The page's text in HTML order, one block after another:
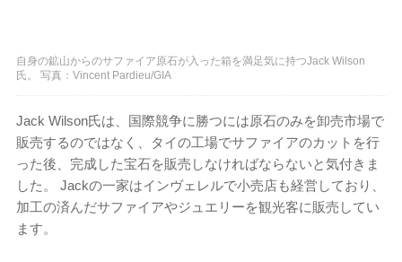
自身の鉱山からのサファイア原石が入った箱を満足気に持つJack Wilson
氏。 写真：Vincent Pardieu/GIA
Jack Wilson氏は、国際競争に勝つには原石のみを卸売市場で
販売するのではなく、タイの工場でサファイアのカットを行
った後、完成した宝石を販売しなければならないと気付きま
した。 Jackの一家はインヴェレルで小売店も経営しており、
加工の済んだサファイアやジュエリーを観光客に販売してい
ます。